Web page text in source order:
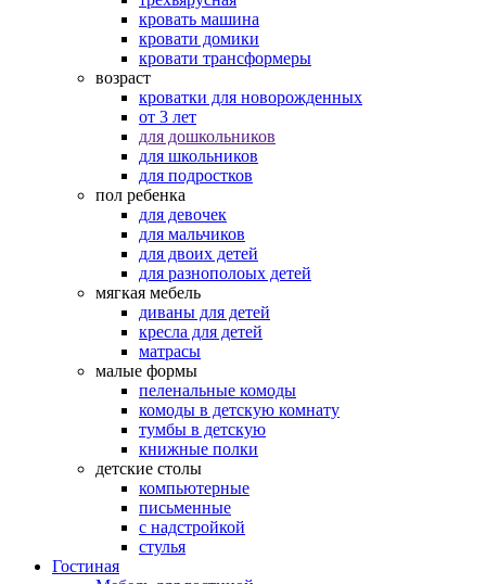
кровать машина
кровати домики
кровати трансформеры
возраст
кроватки для новорожденных
от 3 лет
для дошкольников
для школьников
для подростков
пол ребенка
для девочек
для мальчиков
для двоих детей
для разнополоых детей
мягкая мебель
диваны для детей
кресла для детей
матрасы
малые формы
пеленальные комоды
комоды в детскую комнату
тумбы в детскую
книжные полки
детские столы
компьютерные
письменные
с надстройкой
стулья
Гостиная